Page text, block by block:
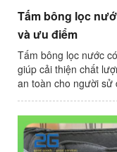
Tấm bông lọc
và ưu điểm
Tấm bông lọc nước
giúp cải thiện chất
an toàn cho người sử